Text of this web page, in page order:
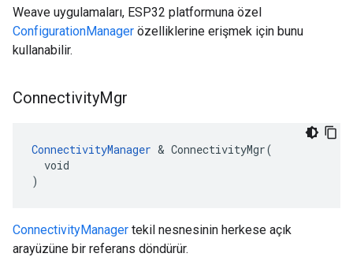
Weave uygulamaları, ESP32 platformuna özel
ConfigurationManager özelliklerine erişmek için bunu
kullanabilir.
ConnectivityMgr
ConnectivityManager & ConnectivityMgr(
  void
)
ConnectivityManager tekil nesnesinin herkese açık
arayüzüne bir referans döndürür.